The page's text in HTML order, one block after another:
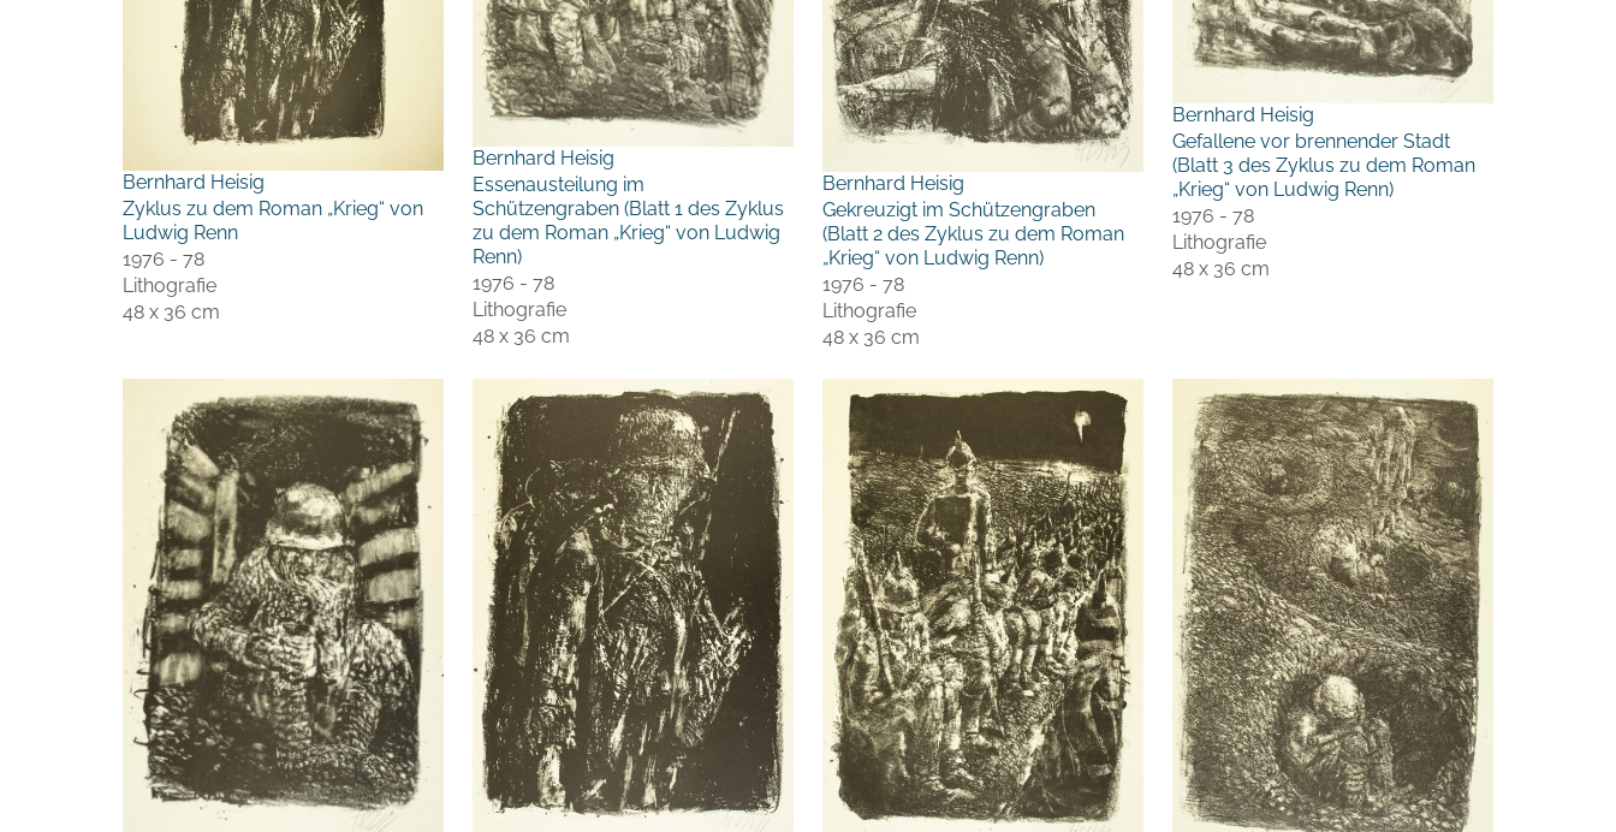
Bernhard Heisig
Zyklus zu dem Roman „Krieg“ von
Ludwig Renn
1976 - 78
Lithografie
48 x 36 cm
Bernhard Heisig
Essenausteilung im
Schützengraben (Blatt 1 des Zyklus
zu dem Roman „Krieg“ von Ludwig
Renn)
1976 - 78
Lithografie
48 x 36 cm
Bernhard Heisig
Gekreuzigt im Schützengraben
(Blatt 2 des Zyklus zu dem Roman
„Krieg“ von Ludwig Renn)
1976 - 78
Lithografie
48 x 36 cm
Bernhard Heisig
Gefallene vor brennender Stadt
(Blatt 3 des Zyklus zu dem Roman
„Krieg“ von Ludwig Renn)
1976 - 78
Lithografie
48 x 36 cm